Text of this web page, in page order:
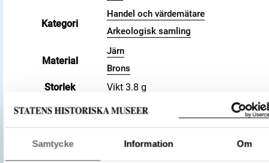
Samtycke Information Om
Kategori
Handel och värdemätare
Arkeologisk samling
Material
Järn
Brons
Storlek
Vikt 3.8 g
Datering
800 – 1100
Föremålsnummer
468149_HST